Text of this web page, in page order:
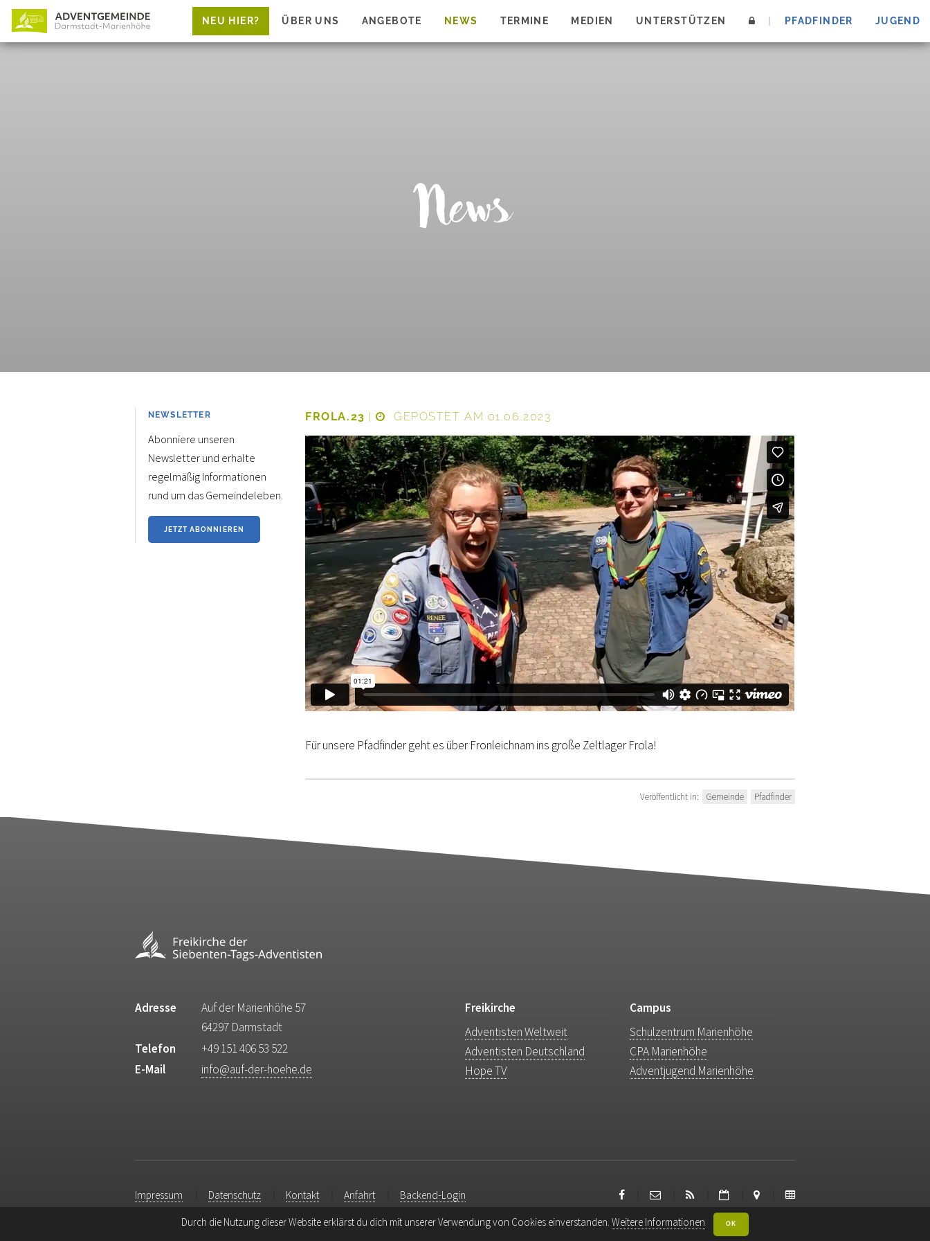
NEU HIER? ÜBER UNS ANGEBOTE NEWS TERMINE MEDIEN UNTERSTÜTZEN PFADFINDER JUGEND
News
NEWSLETTER
Abonniere unseren
Newsletter und erhalte
regelmäßig Informationen
rund um das Gemeindeleben.
JETZT ABONNIEREN
FROLA.23 | GEPOSTET AM 01.06.2023
Für unsere Pfadfinder geht es über Fronleichnam ins große Zeltlager Frola!
Veröffentlicht in: Gemeinde Pfadfinder
Adresse
Auf der Marienhöhe 57
64297 Darmstadt
Telefon
+49 151 406 53 522
E-Mail
info@auf-der-hoehe.de
Freikirche
Adventisten Weltweit
Adventisten Deutschland
Hope TV
Campus
Schulzentrum Marienhöhe
CPA Marienhöhe
Adventjugend Marienhöhe
Impressum Datenschutz Kontakt Anfahrt Backend-Login
Durch die Nutzung dieser Website erklärst du dich mit unserer Verwendung von Cookies einverstanden.Weitere Informationen OK